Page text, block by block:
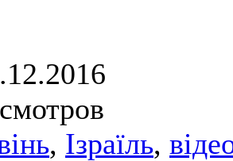
, Ізраїль,